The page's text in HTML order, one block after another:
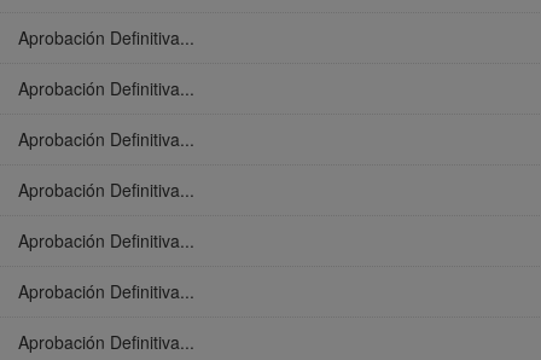
Aprobación Definitiva...
Aprobación Definitiva...
Aprobación Definitiva...
Aprobación Definitiva...
Aprobación Definitiva...
Aprobación Definitiva...
Aprobación Definitiva...